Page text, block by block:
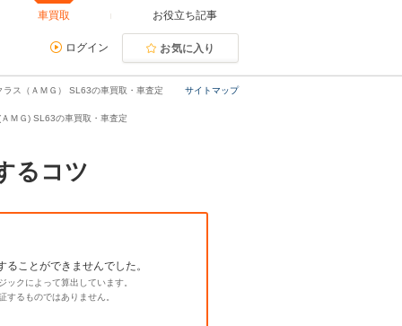
車買取 お役立ち記事
ログイン お気に入り
サイトマップ
ラス（ＡＭＧ） SL63の車買取・車査定
ＭＧ) SL63の車買取・車査定
るコツ
ことができませんでした。
クによって算出しています。
るものではありません。